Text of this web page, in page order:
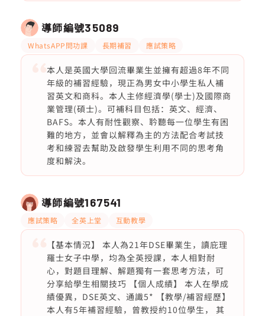
導師編號35089
WhatsAPP問功課 長期補習 應試策略
本人是英國大學回流畢業生並擁有超過8年不同
年級的補習經驗，現正為男女中小學生私人補
習英文和商科。本人主修經濟學(學士)及國際商
業管理(碩士)。可補科目包括：英文、經濟、
BAFS。本人有耐性觀察、耹聽每一位學生有困
難的地方，並會以解釋為主的方法配合考試技
考和練習去幫助及啟發學生利用不同的思考角
度和解決。
導師編號167541
應試策略 全英上堂 互動教學
【基本情況】 本人為21年DSE畢業生，讀庇理
羅士女子中學，均為全英授課，本人相對耐
心，對題目理解、解題獨有一套思考方法，可
分享給學生相關技巧 【個人成績】 本人在學成
績優異，DSE英文、通識5* 【教學/補習經歷】
本人有5年補習經驗，曾教授約10位學生， 其